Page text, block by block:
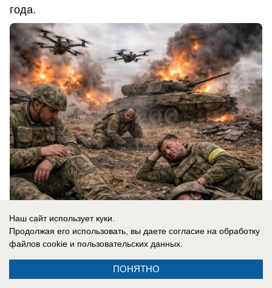
года.
07.08.2026
Наш сайт использует куки.
Продолжая его использовать, вы даете согласие на обработку
файлов cookie и пользовательских данных.
ПОНЯТНО